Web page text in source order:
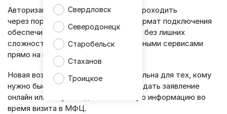
Свердловск
Северодонецк
Старобельск
Стаханов
Троицкое
Авторизация пользователей будет проходить
через портал «Госуслуги». Такой формат подключения
обеспечит безопасность и позволит без лишних
сложностей пользоваться электронными сервисами
прямо на месте.
Новая возможность особенно актуальна для тех, кому
нужно быстро проверить данные, подать заявление
онлайн или получить дополнительную информацию во
время визита в МФЦ.